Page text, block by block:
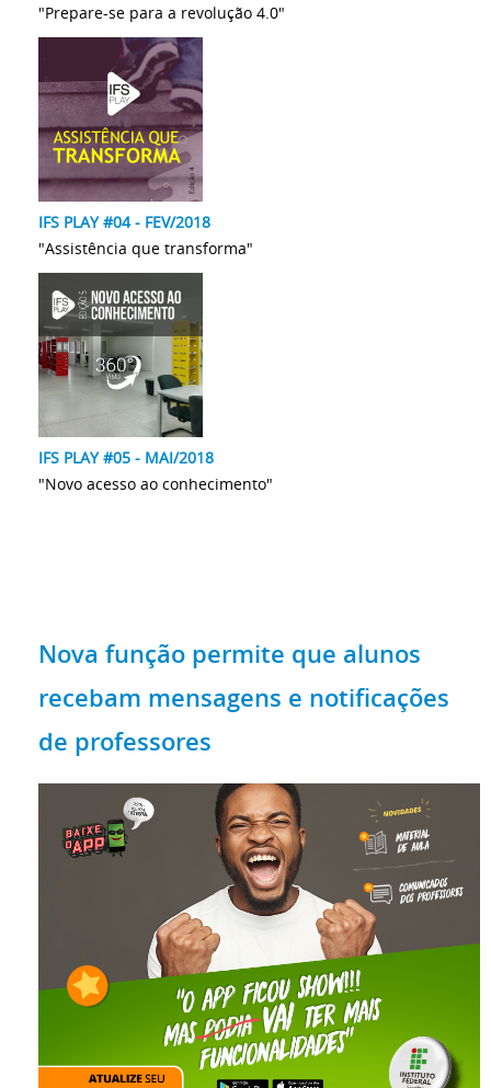
"Prepare-se para a revolução 4.0"
IFS PLAY #04 - FEV/2018
"Assistência que transforma"
IFS PLAY #05 - MAI/2018
"Novo acesso ao conhecimento"
Nova função permite que alunos
recebam mensagens e notificações
de professores